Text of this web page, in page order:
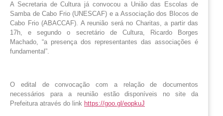
A Secretaria de Cultura já convocou a União das Escolas de
Samba de Cabo Frio (UNESCAF) e a Associação dos Blocos de
Cabo Frio (ABACCAF). A reunião será no Charitas, a partir das
17h, e segundo o secretário de Cultura, Ricardo Borges
Machado, “a presença dos representantes das associações é
fundamental”.
O edital de convocação com a relação de documentos
necessários para a reunião estão disponíveis no site da
Prefeitura através do link https://goo.gl/eopkuJ